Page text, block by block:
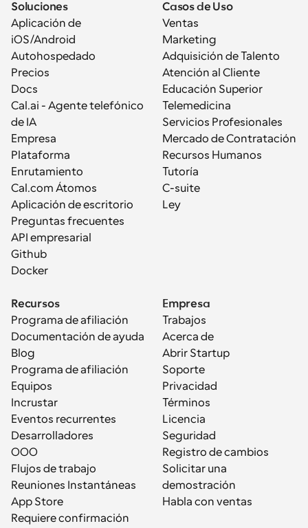
Soluciones
Aplicación de
iOS/Android
Autohospedado
Precios
Docs
Cal.ai - Agente telefónico
de IA
Empresa
Plataforma
Enrutamiento
Cal.com Átomos
Aplicación de escritorio
Preguntas frecuentes
API empresarial
Github
Docker
Casos de Uso
Ventas
Marketing
Adquisición de Talento
Atención al Cliente
Educación Superior
Telemedicina
Servicios Profesionales
Mercado de Contratación
Recursos Humanos
Tutoría
C-suite
Ley
Recursos
Programa de afiliación
Documentación de ayuda
Blog
Programa de afiliación
Equipos
Incrustar
Eventos recurrentes
Desarrolladores
OOO
Flujos de trabajo
Reuniones Instantáneas
App Store
Requiere confirmación
Empresa
Trabajos
Acerca de
Abrir Startup
Soporte
Privacidad
Términos
Licencia
Seguridad
Registro de cambios
Solicitar una
demostración
Habla con ventas